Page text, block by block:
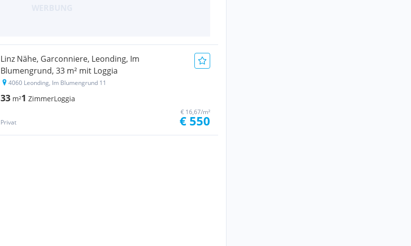
Linz Nähe, Garconniere, Leonding, Im
Blumengrund, 33 m² mit Loggia
4060 Leonding, Im Blumengrund 11
33 m²1 ZimmerLoggia
Privat
€ 16,67/m²
€ 550